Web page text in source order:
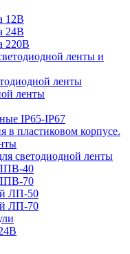
12В
24В
220В
ленты и
ленты
ленты
IP65-IP67
в пластиковом корпусе.
светодиодной ленты
40
70
ЛП-50
ЛП-70